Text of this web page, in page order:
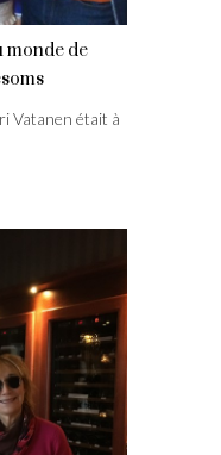
monde de
Vatanen était à